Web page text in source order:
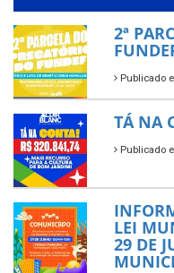
2ª
Publicado
TÁ NA
Publicado
LEI
29 DE